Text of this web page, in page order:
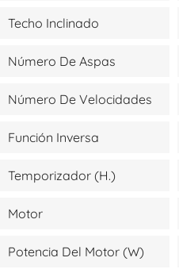
Techo Inclinado
Número De Aspas
Número De Velocidades
Función Inversa
Temporizador (H.)
Motor
Potencia Del Motor (W)